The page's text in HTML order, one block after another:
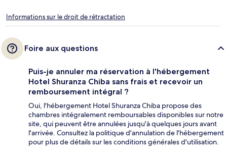
Informations sur le droit de rétractation
Foire aux questions
Puis-je annuler ma réservation à l'hébergement
Hotel Shuranza Chiba sans frais et recevoir un
remboursement intégral ?
Oui, l'hébergement Hotel Shuranza Chiba propose des
chambres intégralement remboursables disponibles sur notre
site, qui peuvent être annulées jusqu'à quelques jours avant
l'arrivée. Consultez la politique d'annulation de l'hébergement
pour plus de détails sur les conditions générales d'utilisation.